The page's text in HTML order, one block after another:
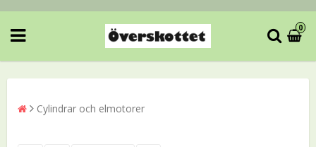
0
Cylindrar och elmotorer